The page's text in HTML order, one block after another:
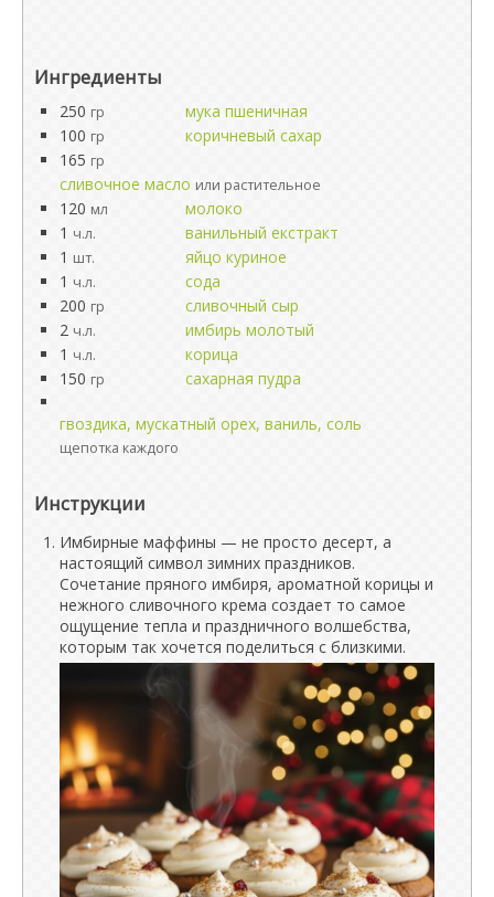
Ингредиенты
250 гр
мука пшеничная
100 гр
коричневый сахар
165 гр
сливочное масло или растительное
120 мл
молоко
1 ч.л.
ванильный екстракт
1 шт.
яйцо куриное
1 ч.л.
сода
200 гр
сливочный сыр
2 ч.л.
имбирь молотый
1 ч.л.
корица
150 гр сахарная пудра
гвоздика, мускатный орех, ваниль, соль
щепотка каждого
Инструкции
Имбирные маффины — не просто десерт, а
настоящий символ зимних праздников.
Сочетание пряного имбиря, ароматной корицы и
нежного сливочного крема создает то самое
ощущение тепла и праздничного волшебства,
которым так хочется поделиться с близкими.